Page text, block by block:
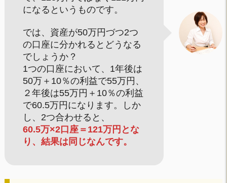
になるというものです。
では、資産が50万円づつ2つ
の口座に分かれるとどうなる
でしょうか？
1つの口座において、1年後は
50万＋10％の利益で55万円、
２年後は55万円＋10％の利益
で60.5万円になります。しか
し、2つ合わせると、
60.5万×2口座＝121万円とな
り、結果は同じなんです。